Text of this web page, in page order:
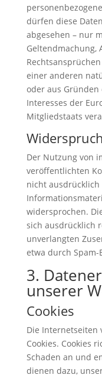
dürfen diese
abgesehen – nur
Geltendmachung,
einer anderen
oder aus
Interesses der
Mitgliedstaats
Der Nutzung von
veröffentlichten
nicht
widersprochen.
sich ausdrücklich
unverlangten
etwa durch Spam-
3.
unserer
Cookies
Die Internetseiten
Cookies. Cookies
Schaden an und
dienen dazu,